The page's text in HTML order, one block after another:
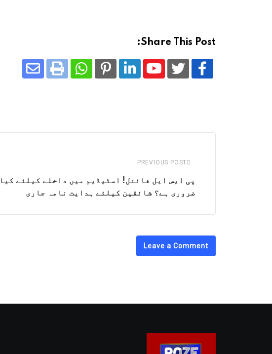
Share This Post:
Youtube
LinkedIn
Pinterest
Whatsapp
Print
Share
Email
PREVIOUS POST
پی ایس ایل فائنل! اسٹیڈیم میں داخلے کیلئے کیا
ضروری ہے؟ شائقین کیلئے ہدایت نامہ جاری
Leave a Comment